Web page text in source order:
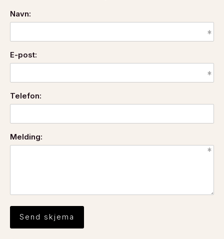
Navn:
E-post:
Telefon:
Melding: